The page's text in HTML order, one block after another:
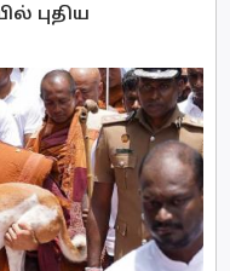
புதிய